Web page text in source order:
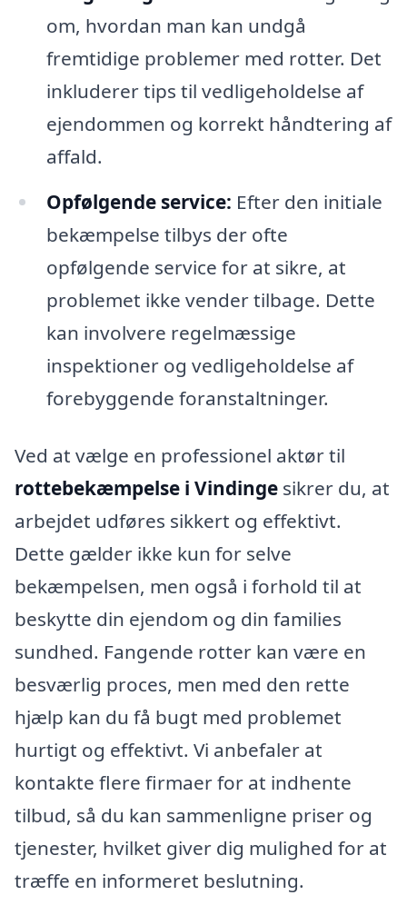
om, hvordan man kan undgå
fremtidige problemer med rotter. Det
inkluderer tips til vedligeholdelse af
ejendommen og korrekt håndtering af
affald.
Opfølgende service: Efter den initiale
bekæmpelse tilbys der ofte
opfølgende service for at sikre, at
problemet ikke vender tilbage. Dette
kan involvere regelmæssige
inspektioner og vedligeholdelse af
forebyggende foranstaltninger.
Ved at vælge en professionel aktør til
rottebekæmpelse i Vindinge sikrer du, at
arbejdet udføres sikkert og effektivt.
Dette gælder ikke kun for selve
bekæmpelsen, men også i forhold til at
beskytte din ejendom og din families
sundhed. Fangende rotter kan være en
besværlig proces, men med den rette
hjælp kan du få bugt med problemet
hurtigt og effektivt. Vi anbefaler at
kontakte flere firmaer for at indhente
tilbud, så du kan sammenligne priser og
tjenester, hvilket giver dig mulighed for at
træffe en informeret beslutning.